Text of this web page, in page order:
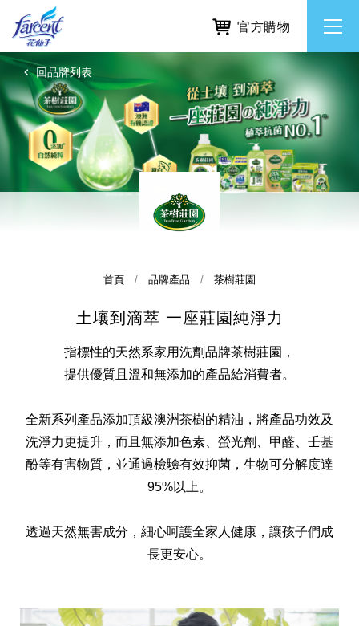
繁體中文
English
使命與核心價值
所有品牌
香氛去味
居家清潔洗劑
天然清潔洗劑
居家打掃工具
防蚊驅蟲
利害關係人互動與經營
透過各種型態及管道與利害關係人建立友善溝通平台
重大訊息
股東會相關重要事項與發佈
常見問題
協助解決您對產品的疑問
官方購物
回品牌列表
首頁 品牌產品 茶樹莊園
土壤到滴萃 一座莊園純淨力
指標性的天然系家用洗劑品牌茶樹莊園，
提供優質且溫和無添加的產品給消費者。
全新系列產品添加頂級澳洲茶樹的精油，將產品功效及
洗淨力更提升，而且無添加色素、螢光劑、甲醛、壬基
酚等有害物質，並通過檢驗有效抑菌，生物可分解度達
95%以上。
透過天然無害成分，細心呵護全家人健康，讓孩子們成
長更安心。